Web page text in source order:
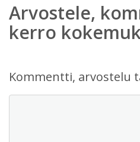
Arvostele,
kerro
Kommentti, arvostelu